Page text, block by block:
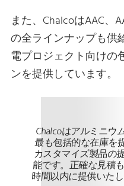
また、ChalcoはAAC、
の全ラインナップも供
電プロジェクト向けの
ンを提供しています。
Chalcoはアルミニウ
最も包括的な在庫を
カスタマイズ製品の
能です。正確な見積
時間以内に提供いたし